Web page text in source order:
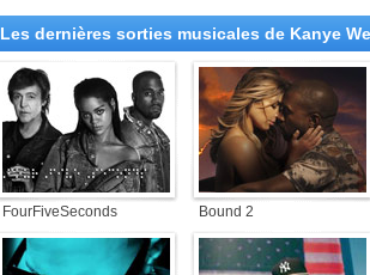
Les dernières sorties musicales de Kanye
FourFiveSeconds Bound 2